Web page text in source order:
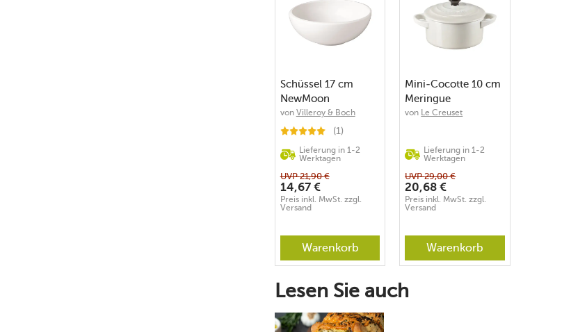
Schüssel 17 cm
NewMoon
von Villeroy & Boch
(1)
Lieferung in 1-2
Werktagen
UVP21,90 €
14,67 €
Preis inkl. MwSt. zzgl.
Versand
Warenkorb
Mini-Cocotte 10 cm
Meringue
von Le Creuset
Lieferung in 1-2
Werktagen
UVP29,00 €
20,68 €
Preis inkl. MwSt. zzgl.
Versand
Warenkorb
Lesen Sie auch